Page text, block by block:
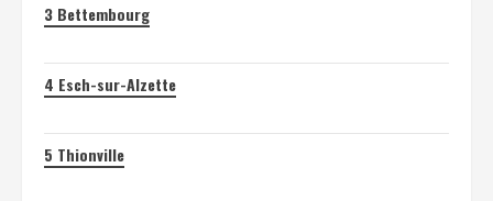
3 Bettembourg
4 Esch-sur-Alzette
5 Thionville